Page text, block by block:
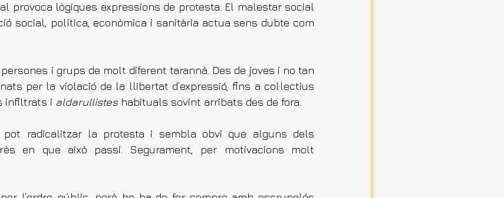
provoca lògiques expressions de protesta. El malestar social
social, política, econòmica i sanitària actua sens dubte com
i grups de molt diferent tarannà. Des de joves i no tan
per la violació de la llibertat d’expressió, fins a col·lectius
infiltrats i aldarullistes habituals sovint arribats des de fora.
pot radicalitzar la protesta i sembla obvi que alguns dels
en que això passi. Segurament, per motivacions molt